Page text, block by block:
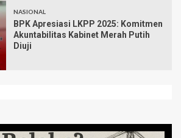
NASIONAL
BPK Apresiasi LKPP 2025: Komitmen
Akuntabilitas Kabinet Merah Putih
Diuji